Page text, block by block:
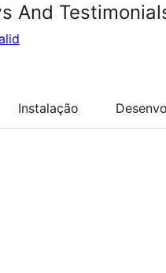
And
Instalação